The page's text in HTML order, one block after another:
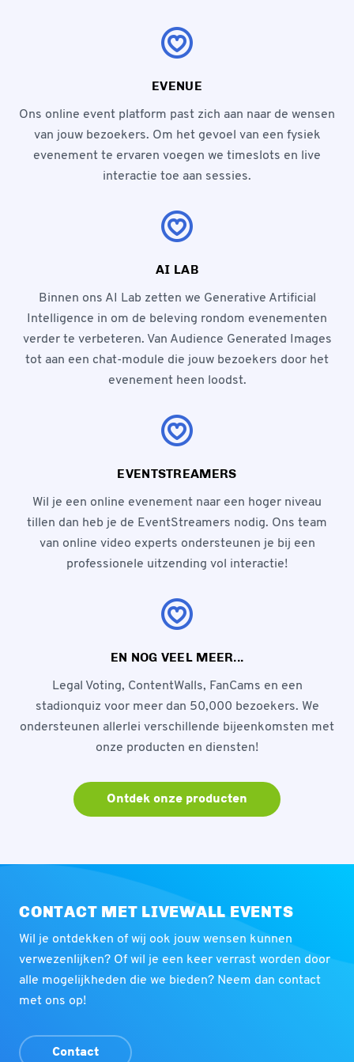
EVENUE
Ons online event platform past zich aan naar de wensen
van jouw bezoekers. Om het gevoel van een fysiek
evenement te ervaren voegen we timeslots en live
interactie toe aan sessies.
AI LAB
Binnen ons AI Lab zetten we Generative Artificial
Intelligence in om de beleving rondom evenementen
verder te verbeteren. Van Audience Generated Images
tot aan een chat-module die jouw bezoekers door het
evenement heen loodst.
EVENTSTREAMERS
Wil je een online evenement naar een hoger niveau
tillen dan heb je de EventStreamers nodig. Ons team
van online video experts ondersteunen je bij een
professionele uitzending vol interactie!
EN NOG VEEL MEER...
Legal Voting, ContentWalls, FanCams en een
stadionquiz voor meer dan 50,000 bezoekers. We
ondersteunen allerlei verschillende bijeenkomsten met
onze producten en diensten!
Ontdek onze producten
CONTACT MET LIVEWALL EVENTS
Wil je ontdekken of wij ook jouw wensen kunnen
verwezenlijken? Of wil je een keer verrast worden door
alle mogelijkheden die we bieden? Neem dan contact
met ons op!
Contact